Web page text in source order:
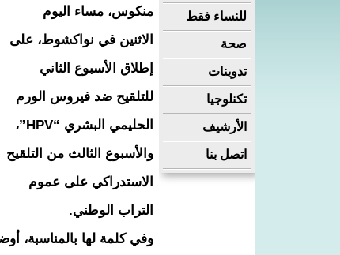
للنساء فقط
صحة
تدوينات
تكنلوجيا
الأرشيف
اتصل بنا
منكوس، مساء اليوم
الاثنين في نواكشوط، على
إطلاق الأسبوع الثاني
للتلقيح ضد فيروس الورم
الحليمي البشري “HPV”،
والأسبوع الثالث من التلقيح
الاستدراكي على عموم
التراب الوطني.
وفي كلمة لها بالمناسبة،